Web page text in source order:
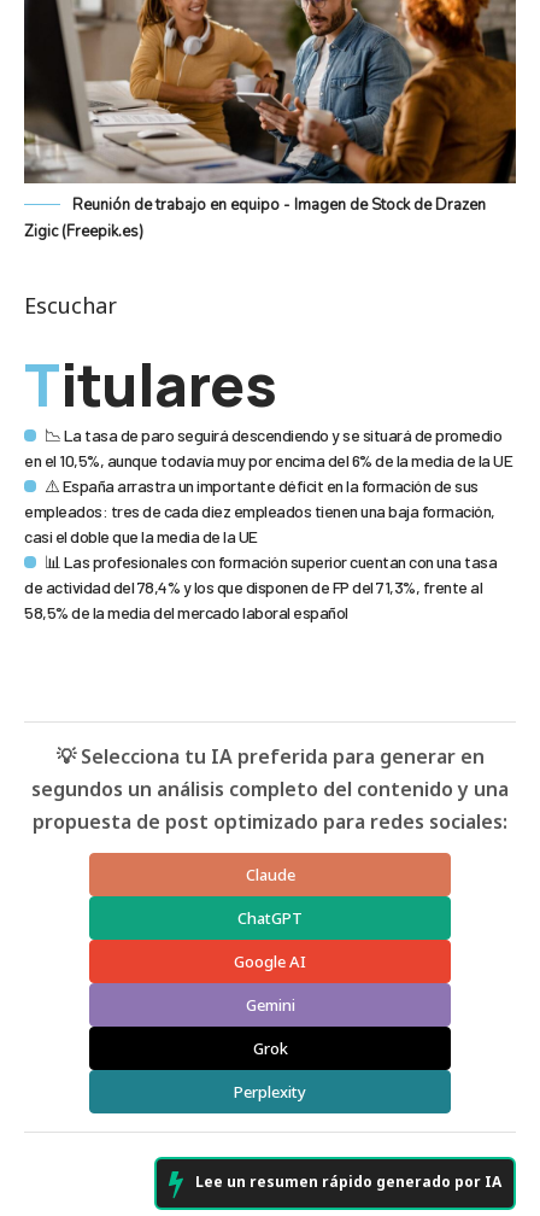
Reunión de trabajo en equipo - Imagen de Stock de Drazen
Zigic (Freepik.es)
Escuchar
Titulares
📉 La tasa de paro seguirá descendiendo y se situará de promedio
en el 10,5%, aunque todavía muy por encima del 6% de la media de la UE
⚠️ España arrastra un importante déficit en la formación de sus
empleados: tres de cada diez empleados tienen una baja formación,
casi el doble que la media de la UE
📊 Las profesionales con formación superior cuentan con una tasa
de actividad del 78,4% y los que disponen de FP del 71,3%, frente al
58,5% de la media del mercado laboral español
💡 Selecciona tu IA preferida para generar en
segundos un análisis completo del contenido y una
propuesta de post optimizado para redes sociales:
Claude
ChatGPT
Google AI
Gemini
Grok
Perplexity
Lee un resumen rápido generado por IA